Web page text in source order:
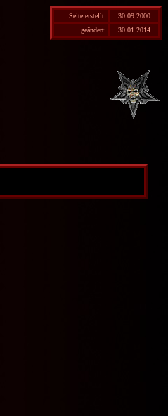
Seite erstellt:
30.09.2000
geändert:
30.01.2014